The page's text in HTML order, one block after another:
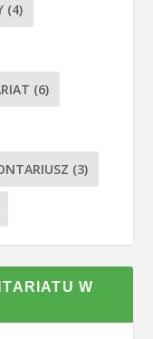
(4)
(6)
(3)
W